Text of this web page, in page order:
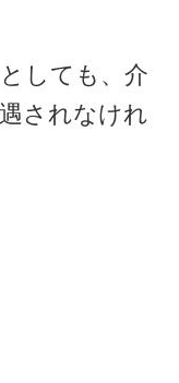
しても、介
されなけれ